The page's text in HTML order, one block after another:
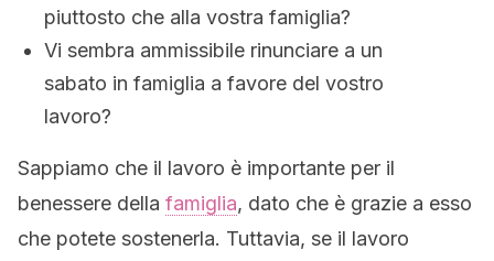
piuttosto che alla vostra famiglia?
Vi sembra ammissibile rinunciare a un
sabato in famiglia a favore del vostro
lavoro?
Sappiamo che il lavoro è importante per il
benessere della famiglia, dato che è grazie a esso
che potete sostenerla. Tuttavia, se il lavoro